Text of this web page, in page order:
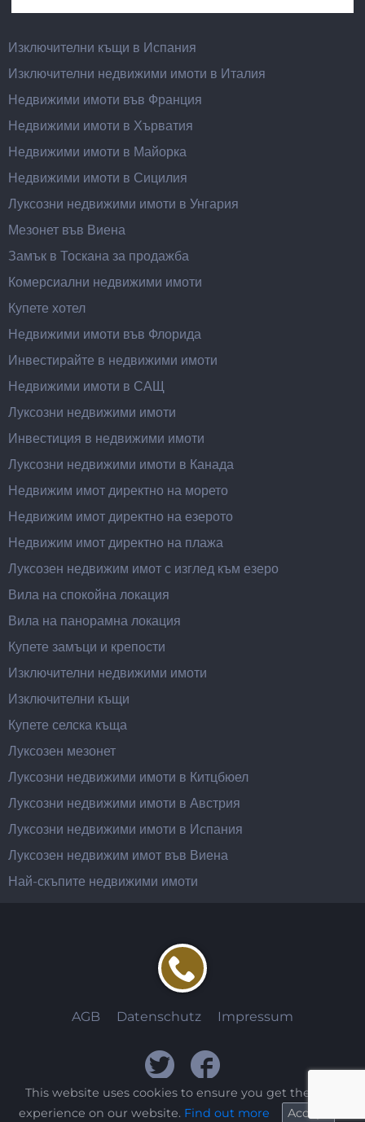
Изключителни къщи в Испания
Изключителни недвижими имоти в Италия
Недвижими имоти във Франция
Недвижими имоти в Хърватия
Недвижими имоти в Майорка
Недвижими имоти в Сицилия
Луксозни недвижими имоти в Унгария
Мезонет във Виена
Замък в Тоскана за продажба
Комерсиални недвижими имоти
Купете хотел
Недвижими имоти във Флорида
Инвестирайте в недвижими имоти
Недвижими имоти в САЩ
Луксозни недвижими имоти
Инвестиция в недвижими имоти
Луксозни недвижими имоти в Канада
Недвижим имот директно на морето
Недвижим имот директно на езерото
Недвижим имот директно на плажа
Луксозен недвижим имот с изглед към езеро
Вила на спокойна локация
Вила на панорамна локация
Купете замъци и крепости
Изключителни недвижими имоти
Изключителни къщи
Купете селска къща
Луксозен мезонет
Луксозни недвижими имоти в Китцбюел
Луксозни недвижими имоти в Австрия
Луксозни недвижими имоти в Испания
Луксозен недвижим имот във Виена
Най-скъпите недвижими имоти
AGB Datenschutz Impressum
This website uses cookies to ensure you get the best
experience on our website. Find out more Accept